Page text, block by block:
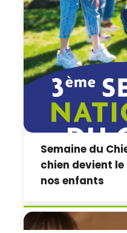
Semaine du
chien devient
nos enfants